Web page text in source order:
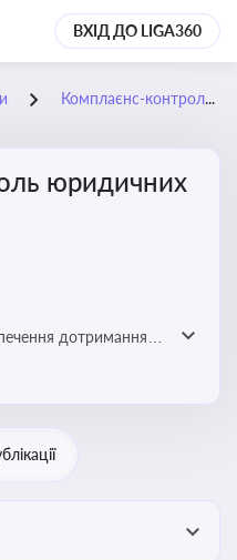
ВХІД ДО LIGA360
Комплаєнс-контроль юридичних осіб: кейси
юридичних
дотримання
запобігання
діяльності